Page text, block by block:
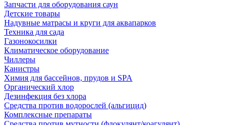
Запчасти для оборудования саун
Детские товары
Надувные матрасы и круги для аквапарков
Техника для сада
Газонокосилки
Климатическое оборудование
Чиллеры
Канистры
Химия для бассейнов, прудов и SPA
Органический хлор
Дезинфекция без хлора
Средства против водорослей (альгицид)
Комплексные препараты